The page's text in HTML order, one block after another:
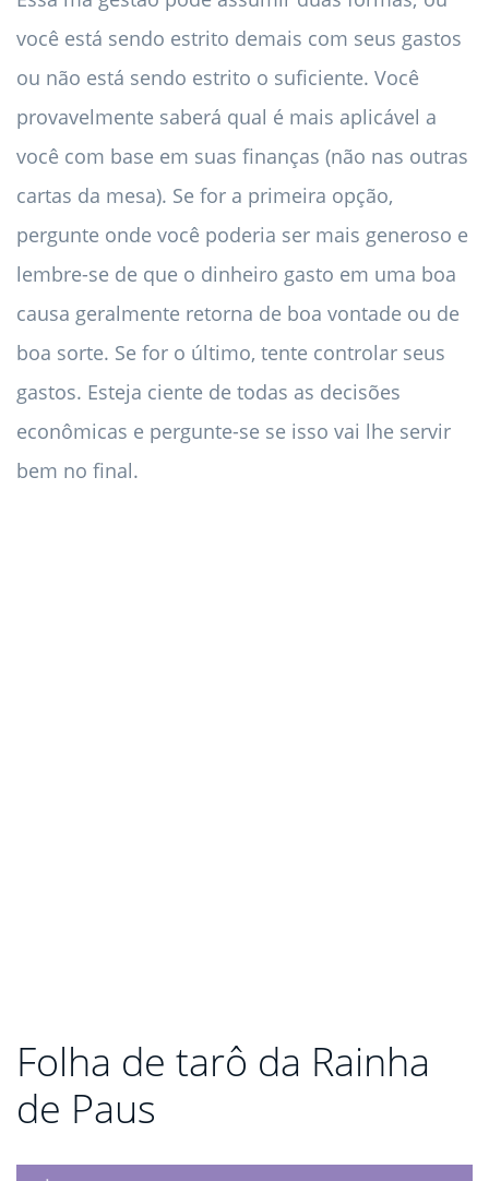
você está sendo estrito demais com seus gastos
ou não está sendo estrito o suficiente. Você
provavelmente saberá qual é mais aplicável a
você com base em suas finanças (não nas outras
cartas da mesa). Se for a primeira opção,
pergunte onde você poderia ser mais generoso e
lembre-se de que o dinheiro gasto em uma boa
causa geralmente retorna de boa vontade ou de
boa sorte. Se for o último, tente controlar seus
gastos. Esteja ciente de todas as decisões
econômicas e pergunte-se se isso vai lhe servir
bem no final.
Folha de tarô da Rainha
de Paus